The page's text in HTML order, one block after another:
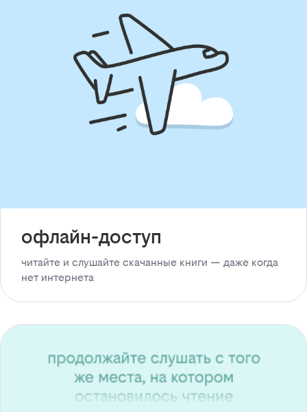
офлайн-доступ
читайте и слушайте скачанные книги — даже когда
нет интернета